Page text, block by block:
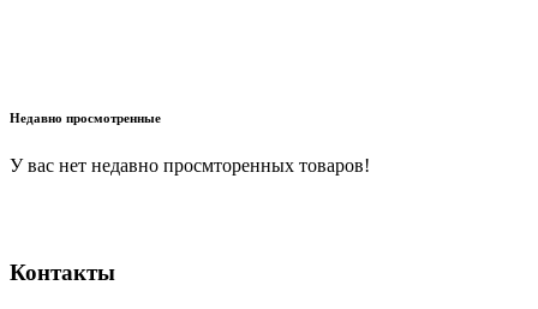
Недавно просмотренные
У вас нет недавно просмторенных товаров!
Контакты